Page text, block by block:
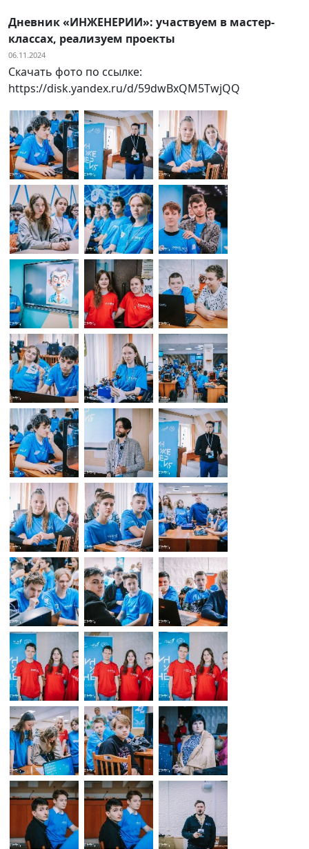
Дневник «ИНЖЕНЕРИИ»: участвуем в мастер-
классах, реализуем проекты
06.11.2024
Скачать фото по ссылке:
https://disk.yandex.ru/d/59dwBxQM5TwjQQ